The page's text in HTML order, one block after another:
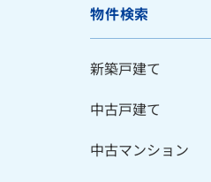
物件検索
新築戸建て
中古戸建て
中古マンション